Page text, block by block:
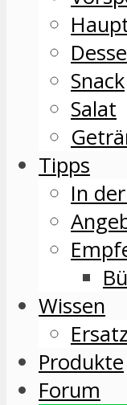
Snack
Salat
Tipps
In
Wissen
Produkte
Forum